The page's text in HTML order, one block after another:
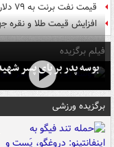
قیمت نفت برنت به ۷۹ دلار رسید
افزایش قیمت طلا و نقره
فیلم برگزیده
بوسه‌ پدر بر پای پسر
برگزیده ورزشی